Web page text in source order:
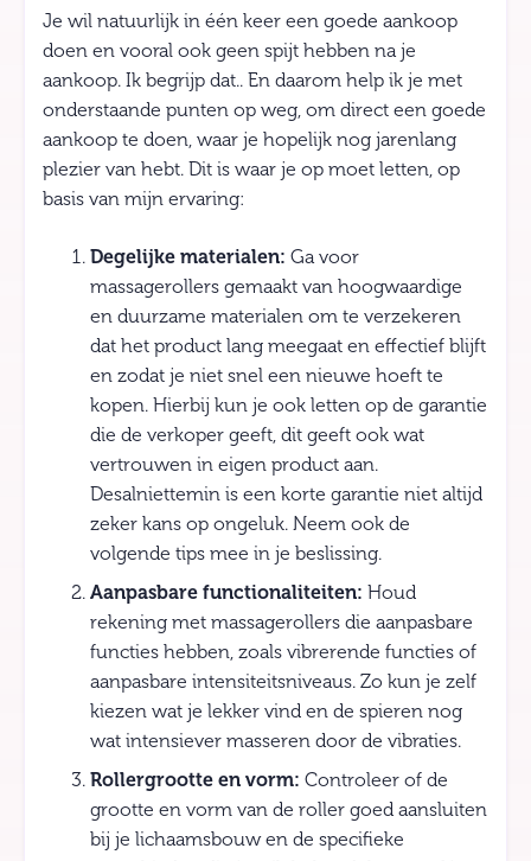
Je wil natuurlijk in één keer een goede aankoop
doen en vooral ook geen spijt hebben na je
aankoop. Ik begrijp dat.. En daarom help ik je met
onderstaande punten op weg, om direct een goede
aankoop te doen, waar je hopelijk nog jarenlang
plezier van hebt. Dit is waar je op moet letten, op
basis van mijn ervaring:
Degelijke materialen: Ga voor
massagerollers gemaakt van hoogwaardige
en duurzame materialen om te verzekeren
dat het product lang meegaat en effectief blijft
en zodat je niet snel een nieuwe hoeft te
kopen. Hierbij kun je ook letten op de garantie
die de verkoper geeft, dit geeft ook wat
vertrouwen in eigen product aan.
Desalniettemin is een korte garantie niet altijd
zeker kans op ongeluk. Neem ook de
volgende tips mee in je beslissing.
Aanpasbare functionaliteiten: Houd
rekening met massagerollers die aanpasbare
functies hebben, zoals vibrerende functies of
aanpasbare intensiteitsniveaus. Zo kun je zelf
kiezen wat je lekker vind en de spieren nog
wat intensiever masseren door de vibraties.
Rollergrootte en vorm: Controleer of de
grootte en vorm van de roller goed aansluiten
bij je lichaamsbouw en de specifieke